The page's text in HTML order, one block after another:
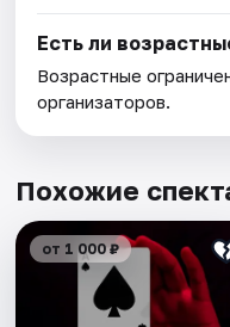
Есть ли
Возрастные
организаторов.
Похожие
от 1 000 ₽